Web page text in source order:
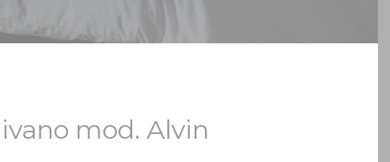
mod. Alvin